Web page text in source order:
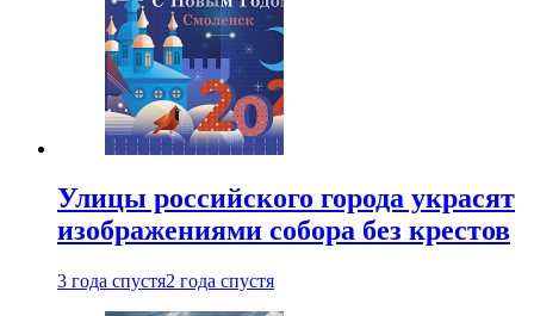
Улицы российского города украсят
изображениями собора без крестов
3 года спустя2 года спустя